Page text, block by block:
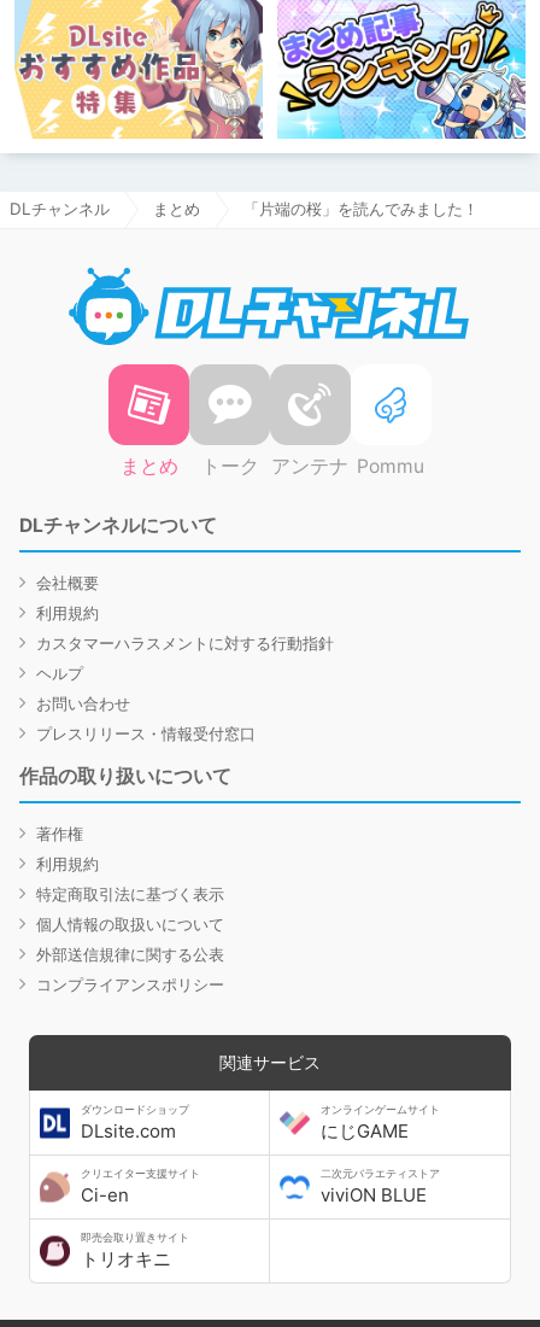
DLチャンネル まとめ 「片端の桜」を読んでみました！
まとめ トーク アンテナ Pommu
DLチャンネルについて
会社概要
利用規約
カスタマーハラスメントに対する行動指針
ヘルプ
お問い合わせ
プレスリリース・情報受付窓口
作品の取り扱いについて
著作権
利用規約
特定商取引法に基づく表示
個人情報の取扱いについて
外部送信規律に関する公表
コンプライアンスポリシー
関連サービス
ダウンロードショップ
DLsite.com
オンラインゲームサイト
にじGAME
クリエイター支援サイト
Ci-en
二次元バラエティストア
viviON BLUE
即売会取り置きサイト
トリオキニ